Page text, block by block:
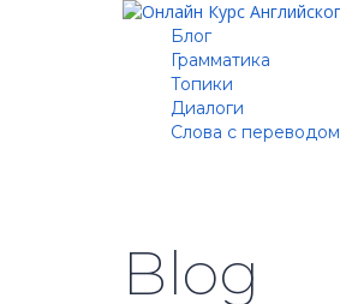
Блог
Грамматика
Топики
Диалоги
Cлова с переводом
Blog